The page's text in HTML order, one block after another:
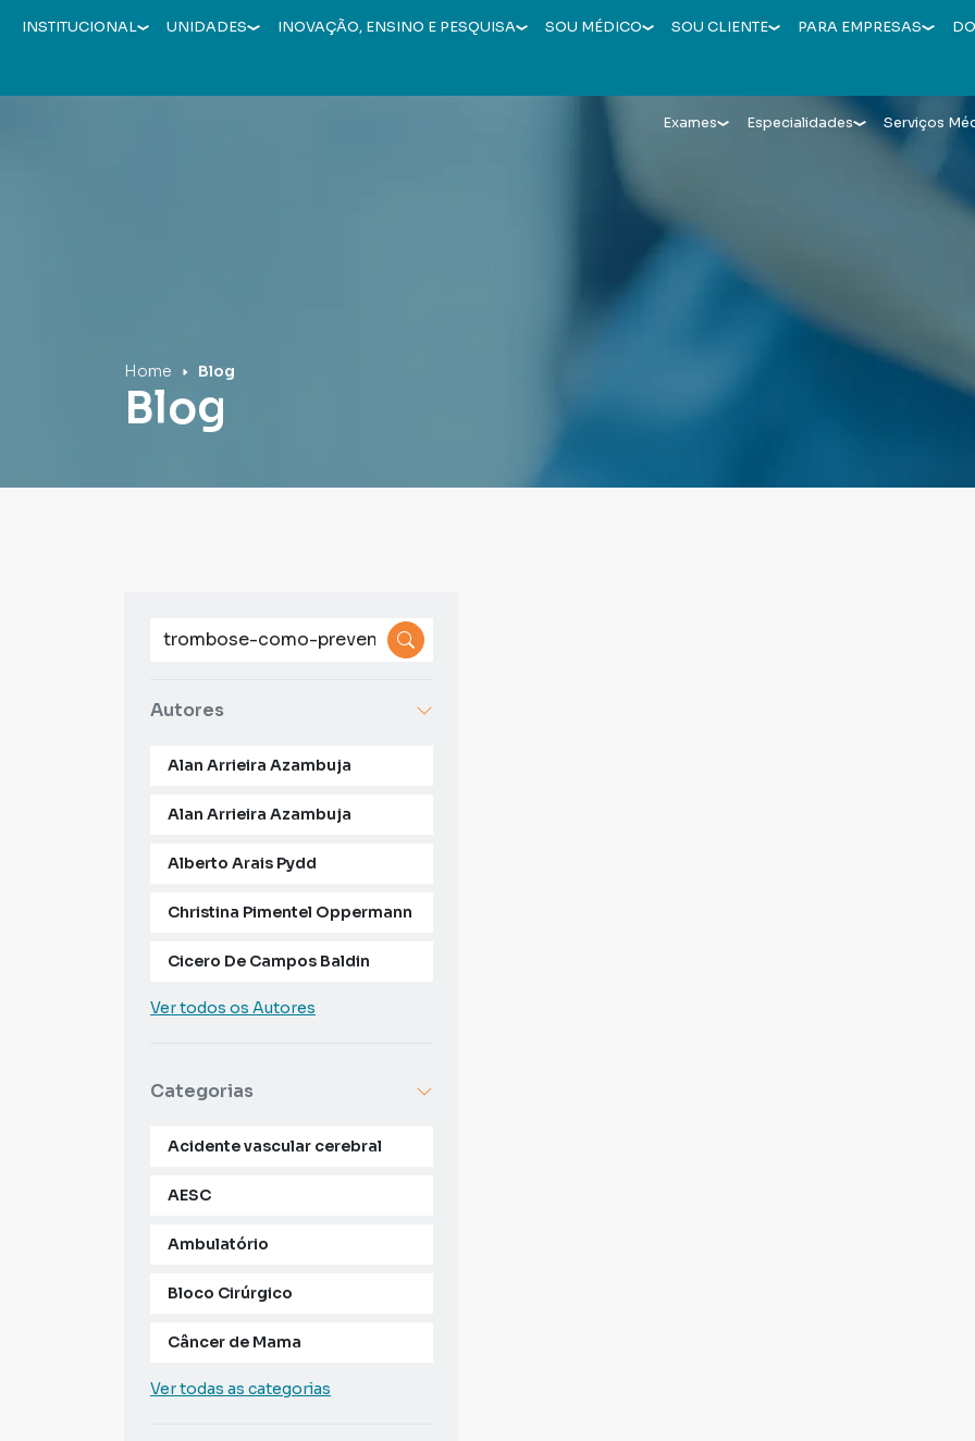
INSTITUCIONAL UNIDADES INOVAÇÃO, ENSINO E PESQUISA SOU MÉDICO SOU CLIENTE PARA EMPRESAS
Exames Especialidades Serviços
Home Blog
Blog
Autores
Alan Arrieira Azambuja
Alan Arrieira Azambuja
Alberto Arais Pydd
Christina Pimentel Oppermann
Cicero De Campos Baldin
Ver todos os Autores
Categorias
Acidente vascular cerebral
AESC
Ambulatório
Bloco Cirúrgico
Câncer de Mama
Ver todas as categorias